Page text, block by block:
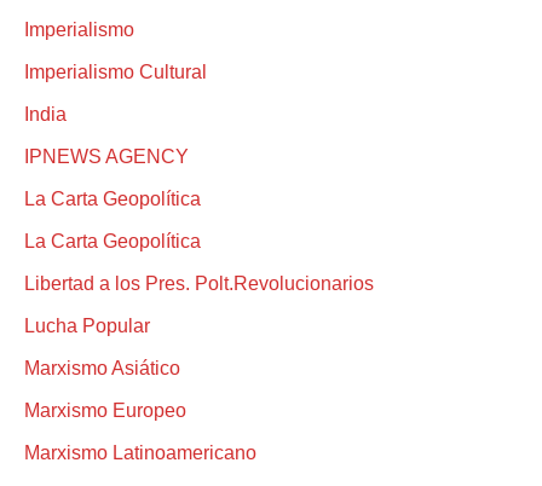
Imperialismo
Imperialismo Cultural
India
IPNEWS AGENCY
La Carta Geopolítica
La Carta Geopolítica
Libertad a los Pres. Polt.Revolucionarios
Lucha Popular
Marxismo Asiático
Marxismo Europeo
Marxismo Latinoamericano